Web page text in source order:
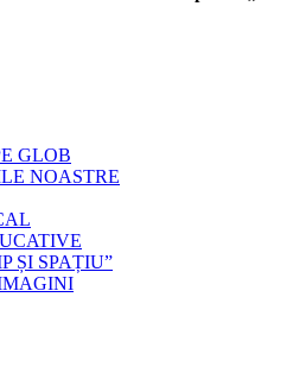
GLOB
NOASTRE
ȘI SPAȚIU”